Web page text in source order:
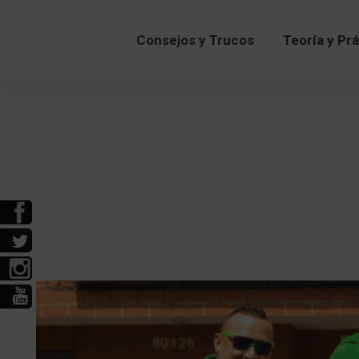
Consejos y Trucos Teoría y
Consejos y Trucos Teoría y